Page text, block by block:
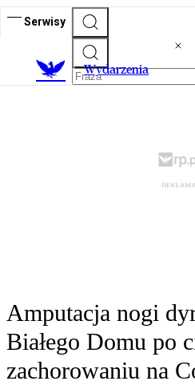
Serwisy
Wydarzenia
Amputacja nogi
Białego Domu po
zachorowaniu na